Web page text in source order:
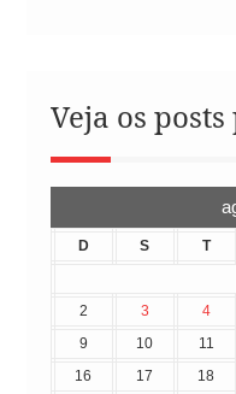
Veja os
D S T
2
3 4
9
10 11
16
17 18